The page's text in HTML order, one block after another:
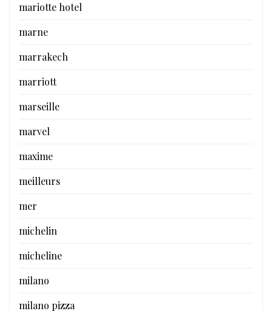
mariotte hotel
marne
marrakech
marriott
marseille
marvel
maxime
meilleurs
mer
michelin
micheline
milano
milano pizza